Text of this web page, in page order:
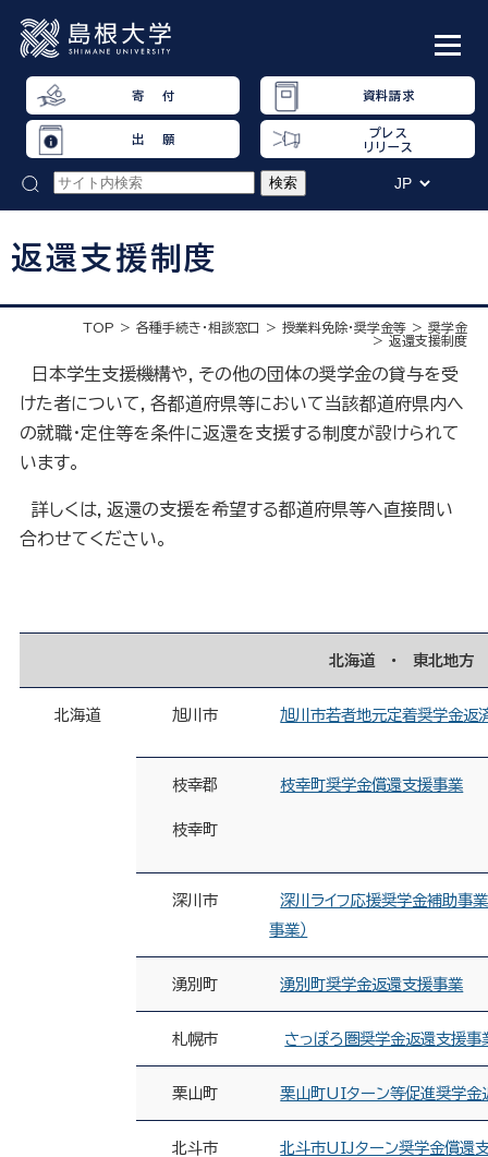
寄 付 資料請求
出 願
プレス
リリース
返還支援制度
TOP 各種手続き・相談窓口 授業料免除・奨学金等
奨学金
返還支援制度
日本学生支援機構や，その他の団体の奨学金の貸与を受
けた者について，各都道府県等において当該都道府県内へ
の就職・定住等を条件に返還を支援する制度が設けられて
います。
詳しくは，返還の支援を希望する都道府県等へ直接問い
合わせてください。
北海道 ・ 東北地方
北海道 旭川市 旭川市若者地元定着奨学金返
枝幸郡
枝幸町
枝幸町奨学金償還支援事業
深川市
深川ライフ応援奨学金補助事
事業）
湧別町 湧別町奨学金返還支援事業
札幌市 さっぽろ圏奨学金返還支援事
栗山町 栗山町UIターン等促進奨学金
北斗市 北斗市UIJターン奨学金償還